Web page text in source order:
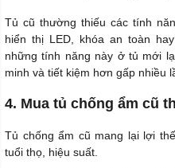
Tủ cũ thường thiếu các tính
hiển thị LED, khóa an toàn
những tính năng này ở tủ mới
minh và tiết kiệm hơn gấp nhiều
4. Mua tủ chống ẩm cũ
Tủ chống ẩm cũ mang lại lợi
tuổi thọ, hiệu suất.